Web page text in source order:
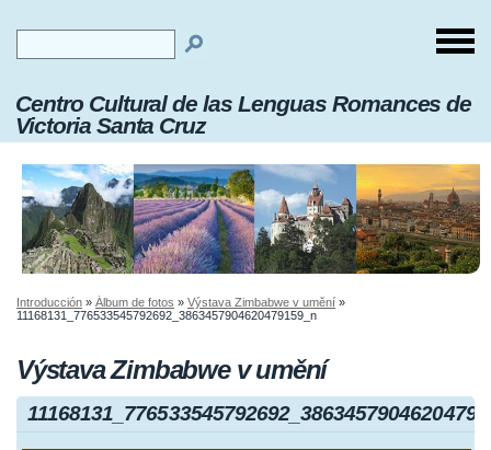
Centro Cultural de las Lenguas Romances de
Victoria Santa Cruz
Introducción » Álbum de fotos » Výstava Zimbabwe v umění »
11168131_776533545792692_3863457904620479159_n
Výstava Zimbabwe v umění